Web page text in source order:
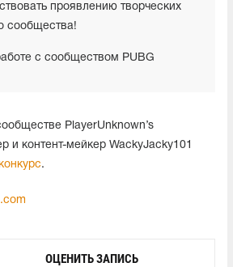
проявлению творческих
сообщества!
с сообществом PUBG
PlayerUnknown’s
и контент-мейкер WackyJacky101
.
ОЦЕНИТЬ ЗАПИСЬ